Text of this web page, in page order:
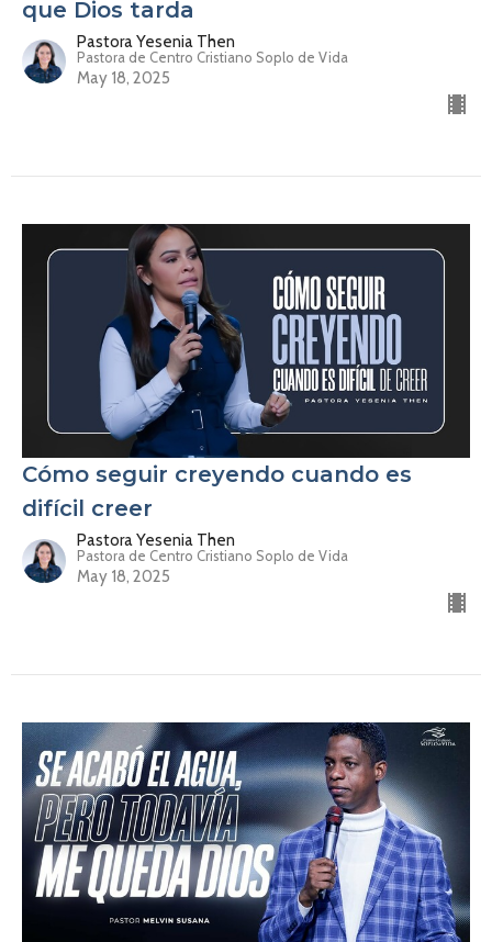
que Dios tarda
Pastora Yesenia Then
Pastora de Centro Cristiano Soplo de Vida
May 18, 2025
Cómo seguir creyendo cuando es
difícil creer
Pastora Yesenia Then
Pastora de Centro Cristiano Soplo de Vida
May 18, 2025